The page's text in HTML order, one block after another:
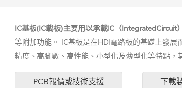
IC基板(IC載板)主要用以承載IC（IntegratedCircuit）
等附加功能。 IC基板是在HDI電路板的基礎上發
精度、高脚數、高性能、小型化及薄型化等特點
PCB報價或技術支援 下載